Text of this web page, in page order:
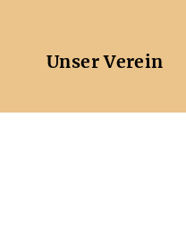
springenUnser Verein